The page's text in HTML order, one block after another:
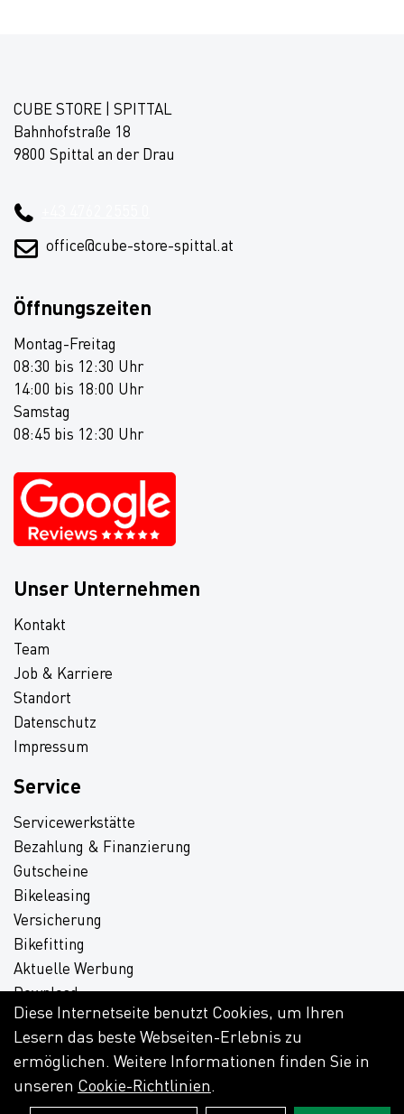
CUBE STORE | SPITTAL
Bahnhofstraße 18
9800 Spittal an der Drau
office@cube-store-spittal.at
Öffnungszeiten
Montag-Freitag
08:30 bis 12:30 Uhr
14:00 bis 18:00 Uhr
Samstag
08:45 bis 12:30 Uhr
Unser Unternehmen
Kontakt
Team
Job & Karriere
Standort
Datenschutz
Impressum
Service
Servicewerkstätte
Bezahlung & Finanzierung
Gutscheine
Bikeleasing
Versicherung
Bikefitting
Aktuelle Werbung
Download
Diese Internetseite benutzt Cookies, um Ihren
Lesern das beste Webseiten-Erlebnis zu
ermöglichen. Weitere Informationen finden Sie in
unseren Cookie-Richtlinien.